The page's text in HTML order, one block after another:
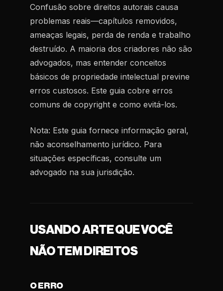
Confusão sobre direitos autorais causa
problemas reais—capítulos removidos,
ameaças legais, perda de renda e trabalho
destruído. A maioria dos criadores não são
advogados, mas entender conceitos
básicos de propriedade intelectual previne
erros custosos. Este guia cobre erros
comuns de copyright e como evitá-los.
Nota: Este guia fornece informação geral,
não aconselhamento jurídico. Para
situações específicas, consulte um
advogado na sua jurisdição.
USANDO ARTE QUE VOCÊ
NÃO TEM DIREITOS
O ERRO